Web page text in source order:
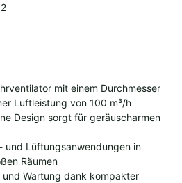
mit einem Durchmesser
Luftleistung von 100 m³/h
Design sorgt für geräuscharmen
und Lüftungsanwendungen in
Räumen
und Wartung dank kompakter